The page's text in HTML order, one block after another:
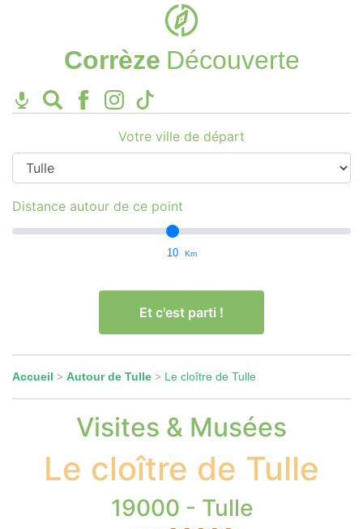
Corrèze Découverte
Votre ville de départ
Distance autour de ce point
10 Km
Et c'est parti !
Accueil > Autour de Tulle > Le cloître de Tulle
Visites & Musées
Le cloître de Tulle
19000 - Tulle